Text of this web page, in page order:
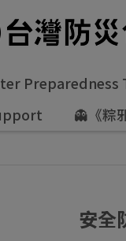
Preparedness
👻《粽
安全